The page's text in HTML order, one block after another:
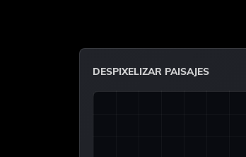
DESPIXELIZAR PAISAJES